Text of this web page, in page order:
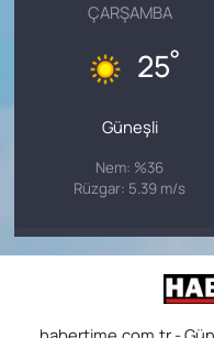
ÇARŞAMBA
25°
Güneşli
Nem: %36
Rüzgar: 5.39 m/s